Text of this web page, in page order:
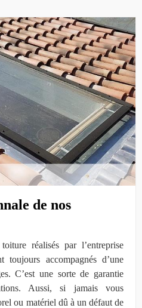
de nos
réalisés par l’entreprise
accompagnés d’une
C’est une sorte de garantie
Aussi, si jamais vous
ou matériel dû à un défaut de